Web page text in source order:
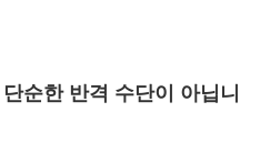
순한 반격 수단이 아닙니